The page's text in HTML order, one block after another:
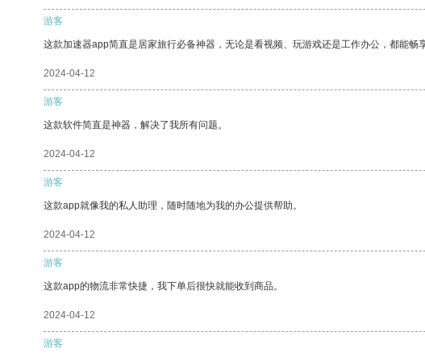
游客
这款加速器app简直是居家旅行必备神器，无论是看视频、玩游戏还是工作办公，都能
2024-04-12
游客
这款软件简直是神器，解决了我所有问题。
2024-04-12
游客
这款app就像我的私人助理，随时随地为我的办公提供帮助。
2024-04-12
游客
这款app的物流非常快捷，我下单后很快就能收到商品。
2024-04-12
游客